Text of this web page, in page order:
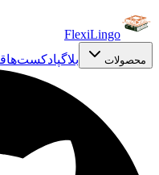
FlexiLingo
محصولات بلاگپادکست‌ها